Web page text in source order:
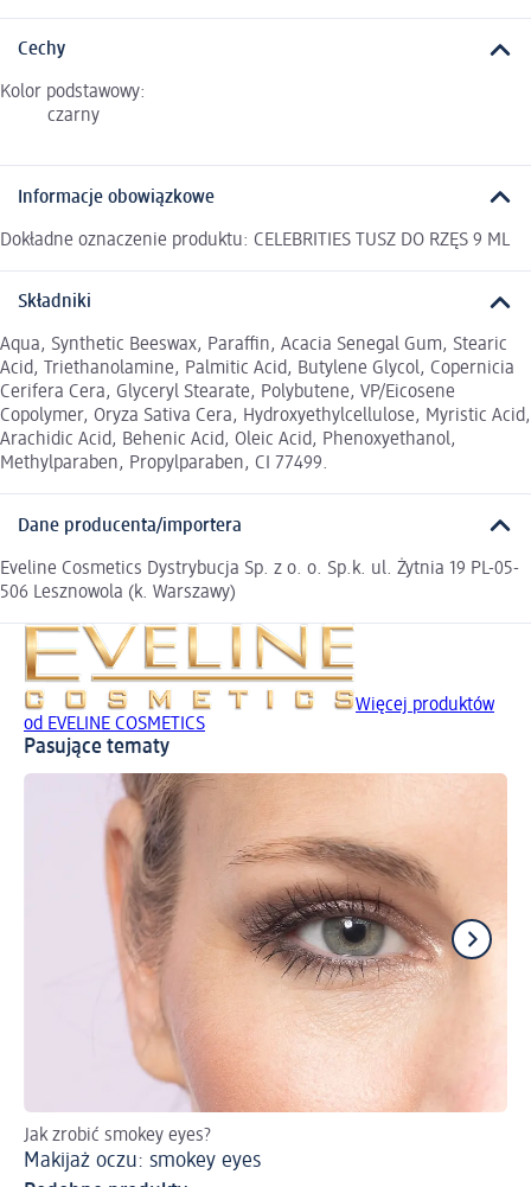
Cechy
Kolor podstawowy:
czarny
Informacje obowiązkowe
Dokładne oznaczenie produktu: CELEBRITIES TUSZ DO RZĘS 9 ML
Składniki
Aqua, Synthetic Beeswax, Paraffin, Acacia Senegal Gum, Stearic
Acid, Triethanolamine, Palmitic Acid, Butylene Glycol, Copernicia
Cerifera Cera, Glyceryl Stearate, Polybutene, VP/Eicosene
Copolymer, Oryza Sativa Cera, Hydroxyethylcellulose, Myristic Acid,
Arachidic Acid, Behenic Acid, Oleic Acid, Phenoxyethanol,
Methylparaben, Propylparaben, CI 77499.
Dane producenta/importera
Eveline Cosmetics Dystrybucja Sp. z o. o. Sp.k. ul. Żytnia 19 PL-05-
506 Lesznowola (k. Warszawy)
Więcej produktów
od EVELINE COSMETICS
Pasujące tematy
Jak zrobić smokey eyes?
Makijaż oczu: smokey eyes